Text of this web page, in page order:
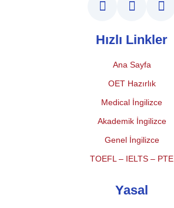
Hızlı Linkler
Ana Sayfa
OET Hazırlık
Medical İngilizce
Akademik İngilizce
Genel İngilizce
TOEFL – IELTS – PTE
Yasal